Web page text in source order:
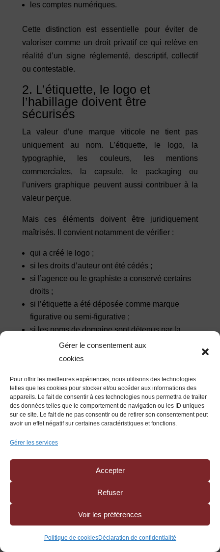
Gérer le consentement aux
cookies
Pour offrir les meilleures expériences, nous utilisons des technologies
telles que les cookies pour stocker et/ou accéder aux informations des
appareils. Le fait de consentir à ces technologies nous permettra de traiter
des données telles que le comportement de navigation ou les ID uniques
sur ce site. Le fait de ne pas consentir ou de retirer son consentement peut
avoir un effet négatif sur certaines caractéristiques et fonctions.
Gérer les services
Accepter
Refuser
Voir les préférences
Politique de cookiesDéclaration de confidentialité
les comptes numériques.
Cette distinction est essentielle pour éviter de
valoriser comme un droit privatif ce qui relève en
réalité d’un signe réglementé, descriptif, collectif
ou contestable.
2. L’étiquette, le logo et
l’habillage doivent être
sécurisés
La valeur d’une marque viticole ne tient pas
uniquement au nom. L’étiquette, le logo, la
typographie, les couleurs, les mentions
commerciales, la capsule, le packaging ou
l’univers graphique peuvent aussi contribuer à la
valeur perçue.
Mais ces éléments doivent être juridiquement
maîtrisés. Il convient notamment de vérifier :
qui a créé le logo ;
si les droits d’auteur ont été cédés ;
si l’agence ou le graphiste a conservé certains
droits ;
si l’étiquette a été déposée comme marque
figurative ou semi-figurative ;
si les noms de domaine sont détenus par la
si les supports numériques sont transférables.
À défaut, l’acquéreur peut se trouver propriétaire
d’une marque verbale, mais sans maîtrise
complète de l’identité visuelle qui fait sa valeur
commerciale.
V. Les conséquences fiscales de la cession d’une
1. La marque peut constituer un
élément de l’actif immobilisé
Sur le plan fiscal, la marque peut constituer un
l’entreprise. Le régime applicable dépend
notamment de son mode d’acquisition, de son